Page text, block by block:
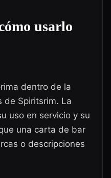
usarlo
dentro de la
de Spiritsrim. La
uso en servicio y su
una carta de bar
o descripciones